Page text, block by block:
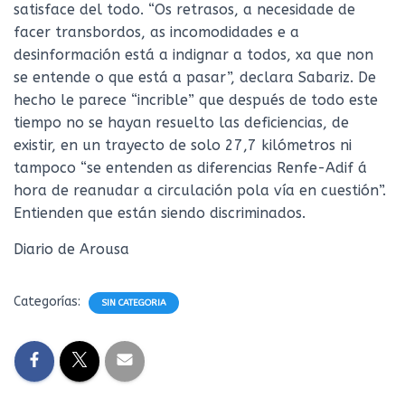
satisface del todo. “Os retrasos, a necesidade de
facer transbordos, as incomodidades e a
desinformación está a indignar a todos, xa que non
se entende o que está a pasar”, declara Sabariz. De
hecho le parece “incrible” que después de todo este
tiempo no se hayan resuelto las deficiencias, de
existir, en un trayecto de solo 27,7 kilómetros ni
tampoco “se entenden as diferencias Renfe-Adif á
hora de reanudar a circulación pola vía en cuestión”.
Entienden que están siendo discriminados.
Diario de Arousa
Categorías: SIN CATEGORIA